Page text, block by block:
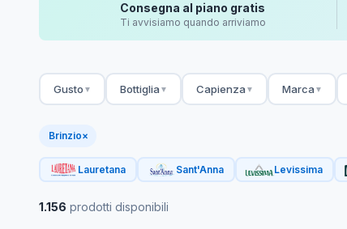
Consegna al piano gratis
Ti avvisiamo quando arriviamo
Gusto ▼ Bottiglia ▼ Capienza ▼ Marca ▼
Brinzio×
Lauretana Sant'Anna Levissima
1.156 prodotti disponibili